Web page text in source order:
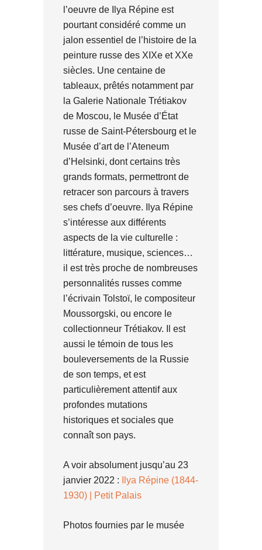
l’oeuvre de Ilya Répine est
pourtant considéré comme un
jalon essentiel de l’histoire de la
peinture russe des XIXe et XXe
siècles. Une centaine de
tableaux, prêtés notamment par
la Galerie Nationale Trétiakov
de Moscou, le Musée d’État
russe de Saint-Pétersbourg et le
Musée d’art de l’Ateneum
d’Helsinki, dont certains très
grands formats, permettront de
retracer son parcours à travers
ses chefs d’oeuvre. Ilya Répine
s’intéresse aux différents
aspects de la vie culturelle :
littérature, musique, sciences…
il est très proche de nombreuses
personnalités russes comme
l’écrivain Tolstoï, le compositeur
Moussorgski, ou encore le
collectionneur Trétiakov. Il est
aussi le témoin de tous les
bouleversements de la Russie
de son temps, et est
particulièrement attentif aux
profondes mutations
historiques et sociales que
connaît son pays.
A voir absolument jusqu’au 23
janvier 2022 :
Ilya Répine (1844-
1930) | Petit Palais
Photos fournies par le musée